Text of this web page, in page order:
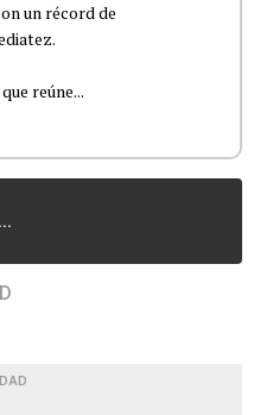
un récord de
reúne...
...